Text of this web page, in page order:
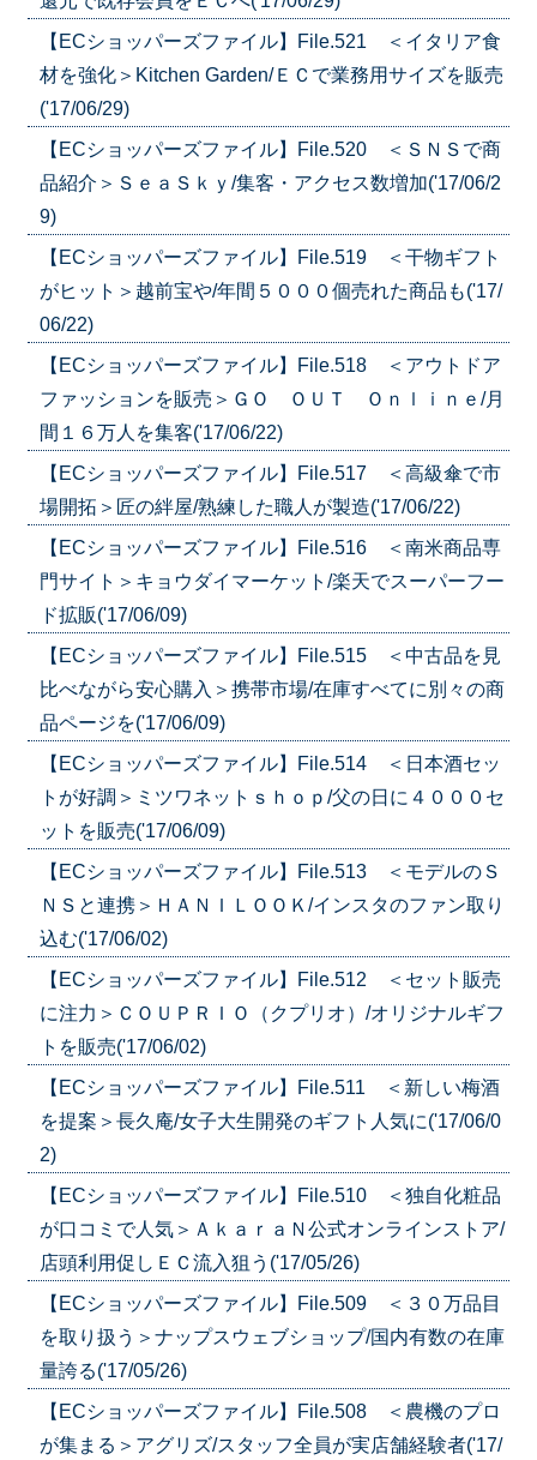
【ECショッパーズファイル】File.521 ＜イタリア食
材を強化＞Kitchen Garden/ＥＣで業務用サイズを販売
('17/06/29)
【ECショッパーズファイル】File.520 ＜ＳＮＳで商
品紹介＞ＳｅａＳｋｙ/集客・アクセス数増加('17/06/2
9)
【ECショッパーズファイル】File.519 ＜干物ギフト
がヒット＞越前宝や/年間５０００個売れた商品も('17/
06/22)
【ECショッパーズファイル】File.518 ＜アウトドア
ファッションを販売＞ＧＯ ＯＵＴ Ｏｎｌｉｎｅ/月
間１６万人を集客('17/06/22)
【ECショッパーズファイル】File.517 ＜高級傘で市
場開拓＞匠の絆屋/熟練した職人が製造('17/06/22)
【ECショッパーズファイル】File.516 ＜南米商品専
門サイト＞キョウダイマーケット/楽天でスーパーフー
ド拡販('17/06/09)
【ECショッパーズファイル】File.515 ＜中古品を見
比べながら安心購入＞携帯市場/在庫すべてに別々の商
品ページを('17/06/09)
【ECショッパーズファイル】File.514 ＜日本酒セッ
トが好調＞ミツワネットｓｈｏｐ/父の日に４０００セ
ットを販売('17/06/09)
【ECショッパーズファイル】File.513 ＜モデルのＳ
ＮＳと連携＞ＨＡＮＩＬＯＯＫ/インスタのファン取り
込む('17/06/02)
【ECショッパーズファイル】File.512 ＜セット販売
に注力＞ＣＯＵＰＲＩＯ（クプリオ）/オリジナルギフ
トを販売('17/06/02)
【ECショッパーズファイル】File.511 ＜新しい梅酒
を提案＞長久庵/女子大生開発のギフト人気に('17/06/0
2)
【ECショッパーズファイル】File.510 ＜独自化粧品
が口コミで人気＞ＡｋａｒａＮ公式オンラインストア/
店頭利用促しＥＣ流入狙う('17/05/26)
【ECショッパーズファイル】File.509 ＜３０万品目
を取り扱う＞ナップスウェブショップ/国内有数の在庫
量誇る('17/05/26)
【ECショッパーズファイル】File.508 ＜農機のプロ
が集まる＞アグリズ/スタッフ全員が実店舗経験者('17/